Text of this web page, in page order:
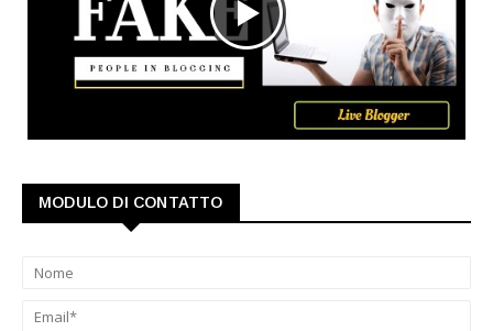
MODULO DI CONTATTO